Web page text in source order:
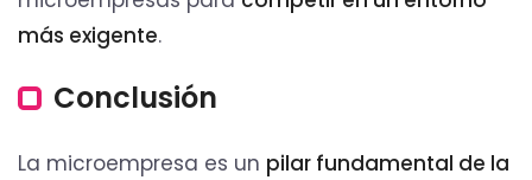
más exigente.
Conclusión
La microempresa es un pilar fundamental de la